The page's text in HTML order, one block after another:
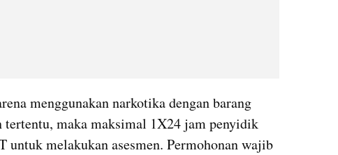
menggunakan narkotika dengan barang
maka maksimal 1X24 jam penyidik
untuk melakukan asesmen. Permohonan wajib